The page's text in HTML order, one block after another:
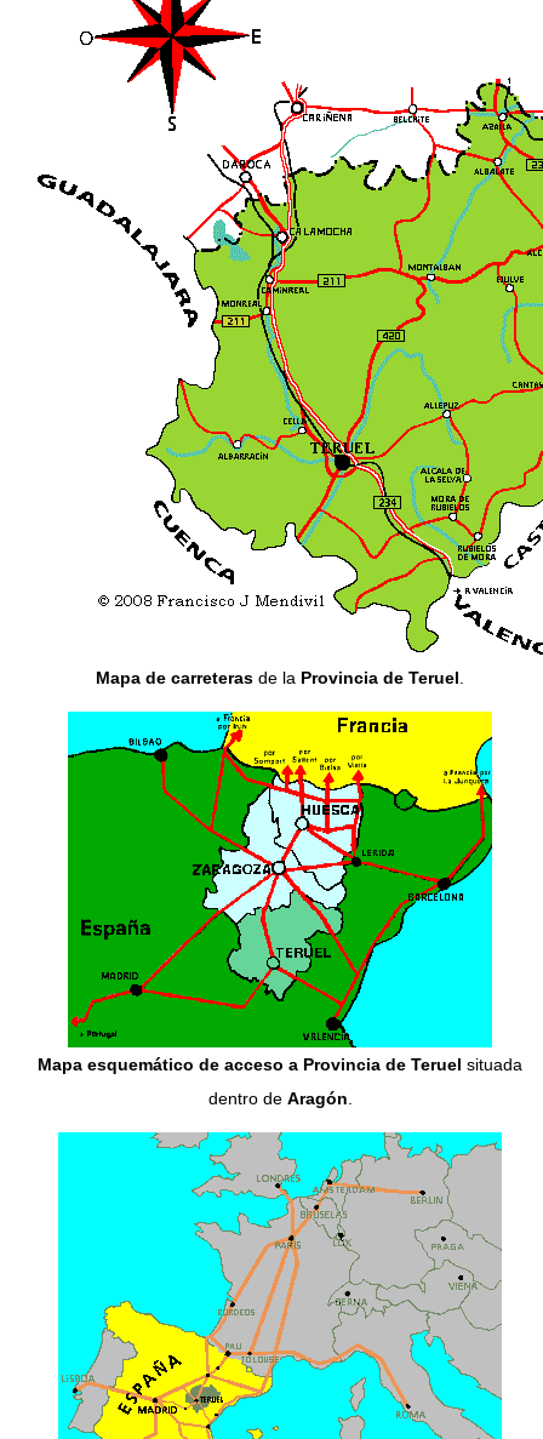
Mapa de carreteras de la Provincia de Teruel
Mapa esquemático de acceso a Provincia de Teruel situada
dentro de Aragón